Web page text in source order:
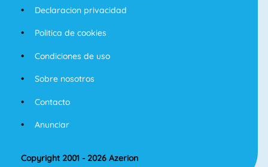
Declaracion privacidad
Politica de cookies
Condiciones de uso
Sobre nosotros
Contacto
Anunciar
Copyright 2001 - 2026 Azerion